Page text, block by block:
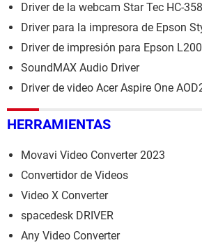
Driver de la webcam Star Tec HC-358
Driver para la impresora de Epson
Driver de impresión para Epson L200
SoundMAX Audio Driver
Driver de video Acer Aspire One
HERRAMIENTAS
Movavi Video Converter 2023
Convertidor de Videos
Video X Converter
spacedesk DRIVER
Any Video Converter